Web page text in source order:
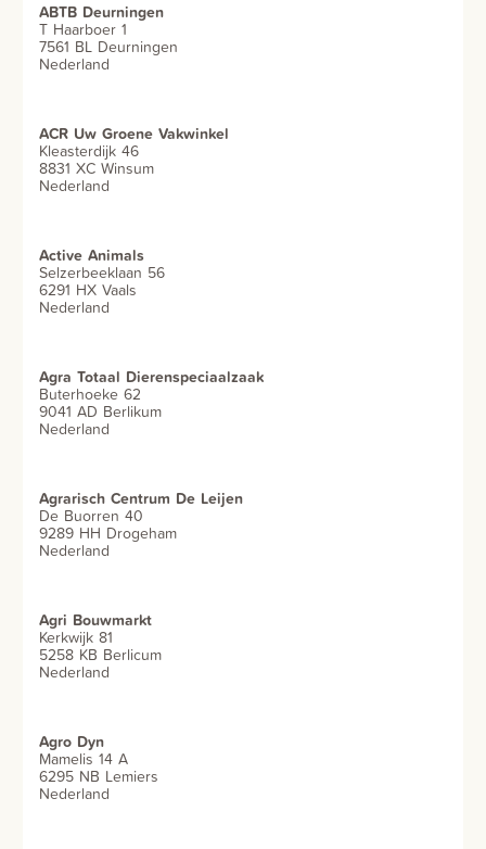
ABTB Deurningen
T Haarboer 1
7561 BL Deurningen
Nederland
ACR Uw Groene Vakwinkel
Kleasterdijk 46
8831 XC Winsum
Nederland
Active Animals
Selzerbeeklaan 56
6291 HX Vaals
Nederland
Agra Totaal Dierenspeciaalzaak
Buterhoeke 62
9041 AD Berlikum
Nederland
Agrarisch Centrum De Leijen
De Buorren 40
9289 HH Drogeham
Nederland
Agri Bouwmarkt
Kerkwijk 81
5258 KB Berlicum
Nederland
Agro Dyn
Mamelis 14 A
6295 NB Lemiers
Nederland